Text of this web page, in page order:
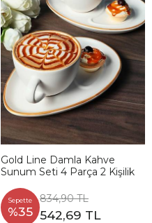
Gold Line Damla Kahve
Sunum Seti 4 Parça 2 Kişilik
Sepette
%35
834,90 TL
542,69 TL